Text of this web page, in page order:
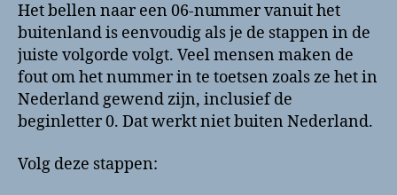
Het bellen naar een 06-nummer vanuit het
buitenland is eenvoudig als je de stappen in de
juiste volgorde volgt. Veel mensen maken de
fout om het nummer in te toetsen zoals ze het in
Nederland gewend zijn, inclusief de
beginletter 0. Dat werkt niet buiten Nederland.
Volg deze stappen: